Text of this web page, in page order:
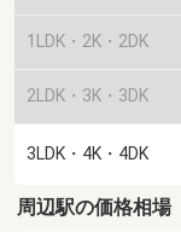
1LDK・2K・2DK
2LDK・3K・3DK
3LDK・4K・4DK
周辺駅の価格相場